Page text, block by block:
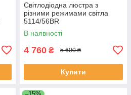
Світлодіодна люстра з
різними режимами світла
5114/56BR
В наявності
4 760 ₴ 5 600 ₴
Купити